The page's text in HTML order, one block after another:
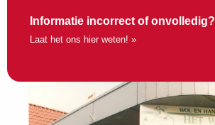
Informatie incorrect of onvolledig?
Laat het ons hier weten! »